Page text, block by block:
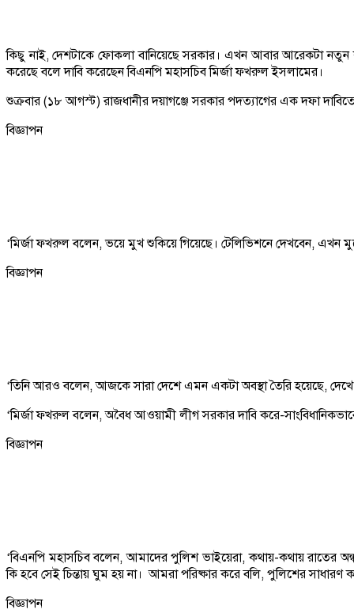
কিছু নাই, দেশটাকে ফোকলা বানিয়েছে সরকার। এখন আবার আরেকটা নতুন
করেছে বলে দাবি করেছেন বিএনপি মহাসচিব মির্জা ফখরুল ইসলামের।
শুক্রবার (১৮ আগস্ট) রাজধানীর দয়াগঞ্জে সরকার পদত্যাগের এক দফা
বিজ্ঞাপন
‘মির্জা ফখরুল বলেন, ভয়ে মুখ শুকিয়ে গিয়েছে। টেলিভিশনে দেখবেন, এখন
বিজ্ঞাপন
‘তিনি আরও বলেন, আজকে সারা দেশে এমন একটা অবস্থা তৈরি হয়েছে, দেখে
‘মির্জা ফখরুল বলেন, অবৈধ আওয়ামী লীগ সরকার দাবি করে-
বিজ্ঞাপন
‘বিএনপি মহাসচিব বলেন, আমাদের পুলিশ ভাইয়েরা, কথায়-কথায় রাতের
কি হবে সেই চিন্তায় ঘুম হয় না। আমরা পরিষ্কার করে বলি, পুলিশের সাধারণ
বিজ্ঞাপন